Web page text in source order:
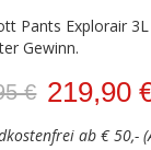
Pants Explorair
Gewinn.
€ 219,90
ab € 50,-